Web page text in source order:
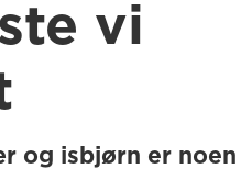
vi
og isbjørn er noen